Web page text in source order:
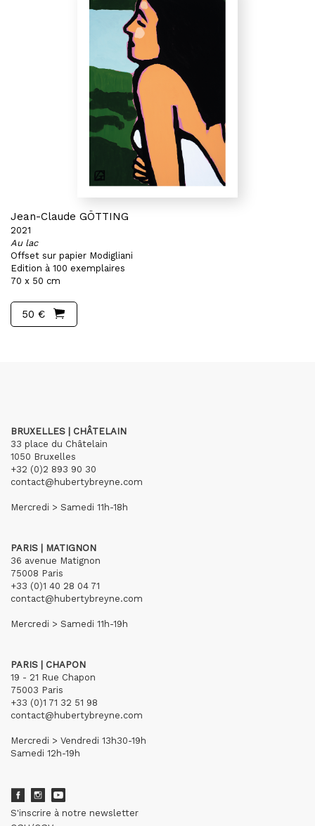
Jean-Claude GÖTTING
2021
Au lac
Offset sur papier Modigliani
Edition à 100 exemplaires
70 x 50 cm
50 €
BRUXELLES | CHÂTELAIN
33 place du Châtelain
1050 Bruxelles
+32 (0)2 893 90 30
contact@hubertybreyne.com
Mercredi > Samedi 11h-18h
PARIS | MATIGNON
36 avenue Matignon
75008 Paris
+33 (0)1 40 28 04 71
contact@hubertybreyne.com
Mercredi > Samedi 11h-19h
PARIS | CHAPON
19 - 21 Rue Chapon
75003 Paris
+33 (0)1 71 32 51 98
contact@hubertybreyne.com
Mercredi > Vendredi 13h30-19h
Samedi 12h-19h
S'inscrire à notre newsletter